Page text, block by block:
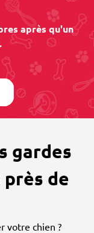
après qu'un
gardes
de
votre chien ?